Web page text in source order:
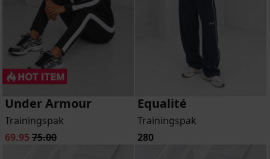
Under Armour
Trainingspak
69.95 75.00
Equalité
Trainingspak
280